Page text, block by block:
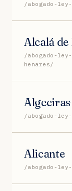
/abogado-
Alcalá
/abogado-
henares/
Algeciras
/abogado-
Alicante
/abogado-